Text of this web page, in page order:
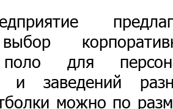
для
и заведений
можно по